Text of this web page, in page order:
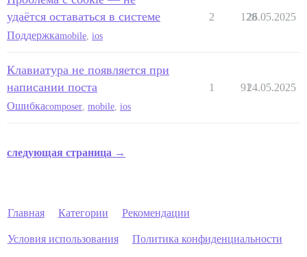
удаётся оставаться в системе
Поддержкаmobile ios
2 128
26.05.2025
Клавиатура не появляется при
написании поста
Ошибкаcomposer mobile ios
1 9124.05.2025
следующая страница →
Главная Категории Рекомендации
Условия использования Политика конфиденциальности